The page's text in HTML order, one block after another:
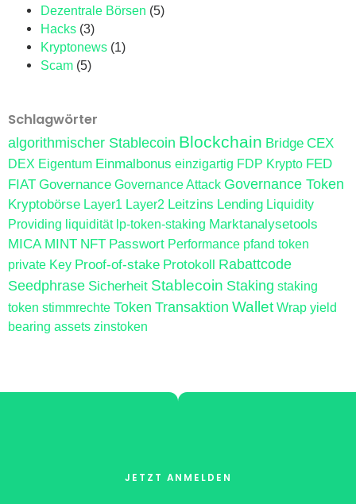
Dezentrale Börsen (5)
Hacks (3)
Kryptonews (1)
Scam (5)
Schlagwörter
algorithmischer Stablecoin Blockchain Bridge CEX
DEX Eigentum Einmalbonus einzigartig FDP Krypto FED
FIAT Governance Governance Attack Governance Token
Kryptobörse Layer1 Layer2 Leitzins Lending Liquidity
Providing liquidität lp-token-staking Marktanalysetools
MICA MINT NFT Passwort Performance pfand token
private Key Proof-of-stake Protokoll Rabattcode
Seedphrase Sicherheit Stablecoin Staking staking
token stimmrechte Token Transaktion Wallet Wrap yield
bearing assets zinstoken
JETZT ANMELDEN